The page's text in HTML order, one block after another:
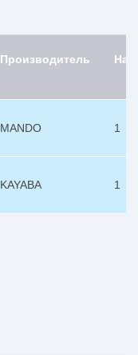
Производитель
MANDO 1
KAYABA 1